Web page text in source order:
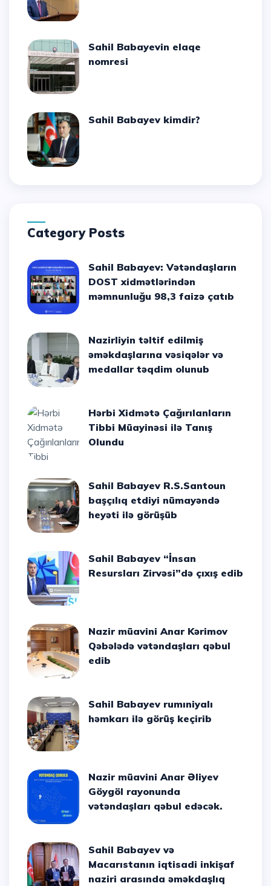
Sahil Babayevin elaqe
nomresi
Sahil Babayev kimdir?
Category Posts
Sahil Babayev: Vətəndaşların
DOST xidmətlərindən
məmnunluğu 98,3 faizə çatıb
Nazirliyin təltif edilmiş
əməkdaşlarına vəsiqələr və
medallar təqdim olunub
Hərbi Xidmətə Çağırılanların
Tibbi Müayinəsi ilə Tanış
Olundu
Sahil Babayev R.S.Santoun
başçılıq etdiyi nümayəndə
heyəti ilə görüşüb
Sahil Babayev “İnsan
Resursları Zirvəsi”də çıxış edib
Nazir müavini Anar Kərimov
Qəbələdə vətəndaşları qəbul
edib
Sahil Babayev rumıniyalı
həmkarı ilə görüş keçirib
Nazir müavini Anar Əliyev
Göygöl rayonunda
vətəndaşları qəbul edəcək.
Sahil Babayev və
Macarıstanın iqtisadi inkişaf
naziri arasında əməkdaşlıq